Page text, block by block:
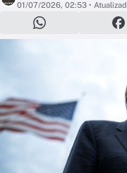
01/07/2026, 02:53 •